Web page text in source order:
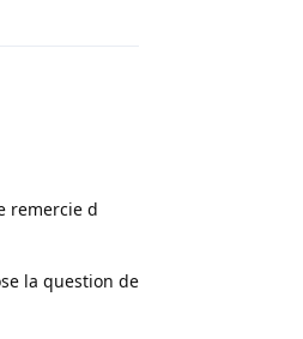
remercie d
la question de